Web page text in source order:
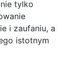
tylko
i zaufaniu, a
istotnym